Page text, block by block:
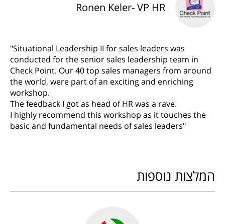
Ronen Keler- VP HR
"Situational Leadership II for sales leaders was
conducted for the senior sales leadership team in
Check Point. Our 40 top sales managers from around
the world, were part of an exciting and enriching
workshop.
The feedback I got as head of HR was a rave.
I highly recommend this workshop as it touches the
basic and fundamental needs of sales leaders"
המלצות נוספות